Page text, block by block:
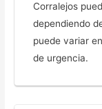
Corralejos
dependiendo
puede variar
de urgencia.